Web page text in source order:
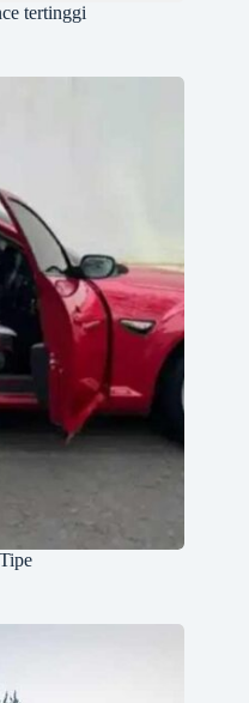
tertinggi